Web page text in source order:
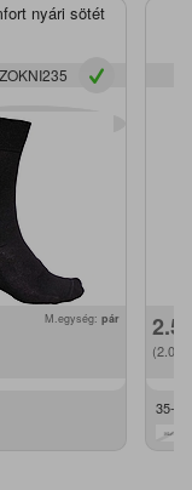
nyári sötét
M.egység: pár
(2.008
35-